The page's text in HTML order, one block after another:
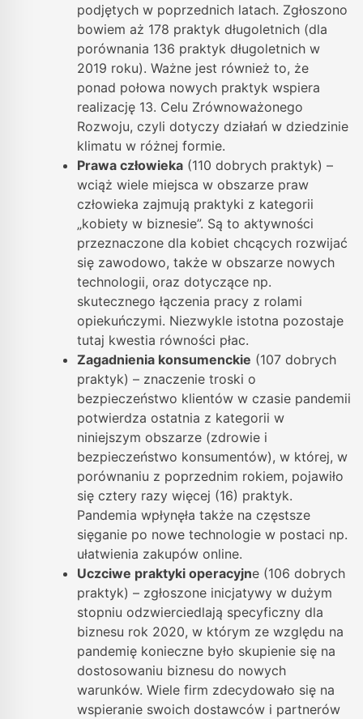
podjętych w poprzednich latach. Zgłoszono
bowiem aż 178 praktyk długoletnich (dla
porównania 136 praktyk długoletnich w
2019 roku). Ważne jest również to, że
ponad połowa nowych praktyk wspiera
realizację 13. Celu Zrównoważonego
Rozwoju, czyli dotyczy działań w dziedzinie
klimatu w różnej formie.
Prawa człowieka (110 dobrych praktyk) –
wciąż wiele miejsca w obszarze praw
człowieka zajmują praktyki z kategorii
„kobiety w biznesie”. Są to aktywności
przeznaczone dla kobiet chcących rozwijać
się zawodowo, także w obszarze nowych
technologii, oraz dotyczące np.
skutecznego łączenia pracy z rolami
opiekuńczymi. Niezwykle istotna pozostaje
tutaj kwestia równości płac.
Zagadnienia konsumenckie (107 dobrych
praktyk) – znaczenie troski o
bezpieczeństwo klientów w czasie pandemii
potwierdza ostatnia z kategorii w
niniejszym obszarze (zdrowie i
bezpieczeństwo konsumentów), w której, w
porównaniu z poprzednim rokiem, pojawiło
się cztery razy więcej (16) praktyk.
Pandemia wpłynęła także na częstsze
sięganie po nowe technologie w postaci np.
ułatwienia zakupów online.
Uczciwe praktyki operacyjne (106 dobrych
praktyk) – zgłoszone inicjatywy w dużym
stopniu odzwierciedlają specyficzny dla
biznesu rok 2020, w którym ze względu na
pandemię konieczne było skupienie się na
dostosowaniu biznesu do nowych
warunków. Wiele firm zdecydowało się na
wspieranie swoich dostawców i partnerów